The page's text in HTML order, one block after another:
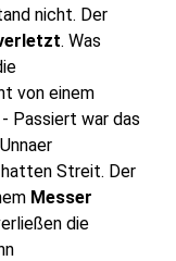
nicht. Der
. Was
von einem
- Passiert war das
Streit. Der
Messer
die